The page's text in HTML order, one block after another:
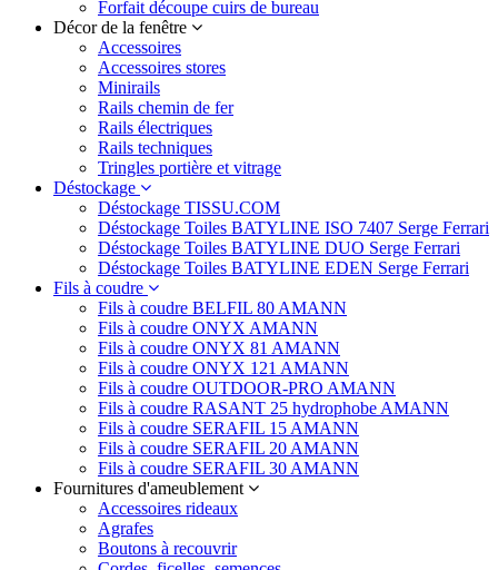
Forfait découpe cuirs de bureau
Décor de la fenêtre
Accessoires
Accessoires stores
Minirails
Rails chemin de fer
Rails électriques
Rails techniques
Tringles portière et vitrage
Déstockage
Déstockage TISSU.COM
Déstockage Toiles BATYLINE ISO 7407 Serge Ferrari
Déstockage Toiles BATYLINE DUO Serge Ferrari
Déstockage Toiles BATYLINE EDEN Serge Ferrari
Fils à coudre
Fils à coudre BELFIL 80 AMANN
Fils à coudre ONYX AMANN
Fils à coudre ONYX 81 AMANN
Fils à coudre ONYX 121 AMANN
Fils à coudre OUTDOOR-PRO AMANN
Fils à coudre RASANT 25 hydrophobe AMANN
Fils à coudre SERAFIL 15 AMANN
Fils à coudre SERAFIL 20 AMANN
Fils à coudre SERAFIL 30 AMANN
Fournitures d'ameublement
Accessoires rideaux
Agrafes
Boutons à recouvrir